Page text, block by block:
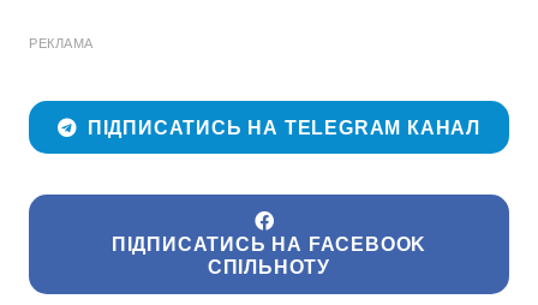
РЕКЛАМА
ПІДПИСАТИСЬ НА TELEGRAM КАНАЛ
ПІДПИСАТИСЬ НА FACEBOOK
СПІЛЬНОТУ